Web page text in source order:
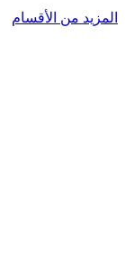
المزيد من الأقسام